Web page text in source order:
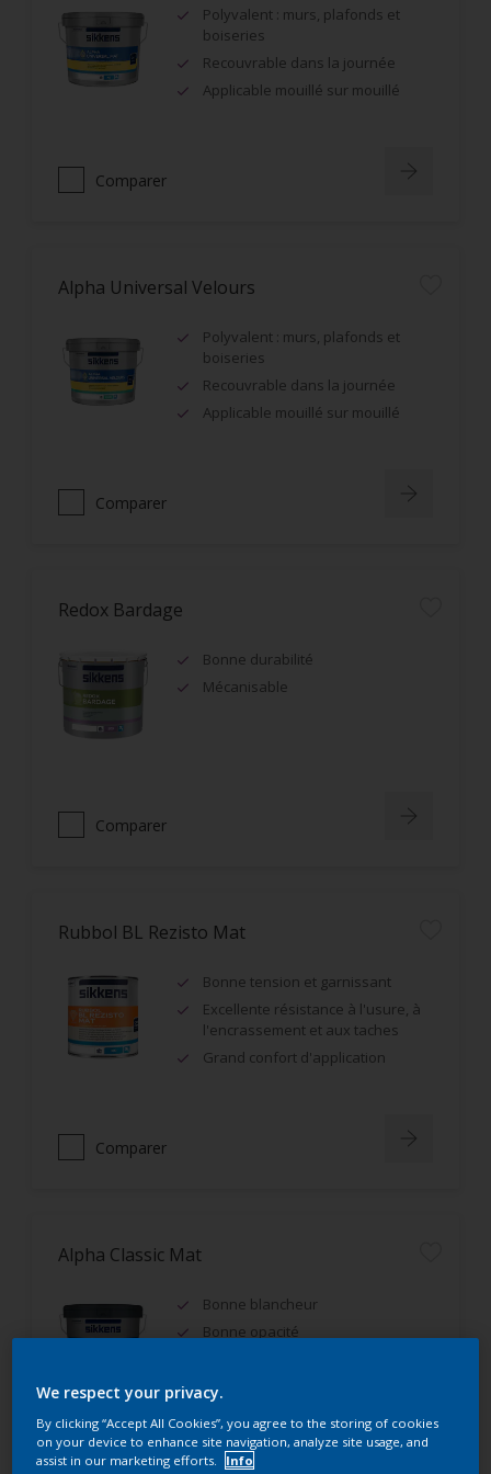
Polyvalent : murs, plafonds et
boiseries
Recouvrable dans la journée
Applicable mouillé sur mouillé
Comparer
Alpha Universal Velours
Polyvalent : murs, plafonds et
boiseries
Recouvrable dans la journée
Applicable mouillé sur mouillé
Comparer
Redox Bardage
Bonne durabilité
Mécanisable
Comparer
Rubbol BL Rezisto Mat
Bonne tension et garnissant
Excellente résistance à l'usure, à
l'encrassement et aux taches
Grand confort d'application
Comparer
Alpha Classic Mat
Bonne blancheur
Bonne opacité
Comparer
We respect your privacy.
By clicking “Accept All Cookies”, you agree to the storing of cookies
on your device to enhance site navigation, analyze site usage, and
assist in our marketing efforts.
Info